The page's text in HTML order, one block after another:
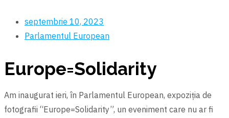
septembrie 10, 2023
Parlamentul European
Europe=Solidarity
Am inaugurat ieri, în Parlamentul European, expoziția de
fotografii “Europe=Solidarity”, un eveniment care nu ar fi